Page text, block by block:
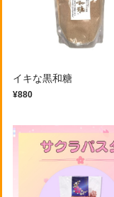
イキな黒和糖
¥880